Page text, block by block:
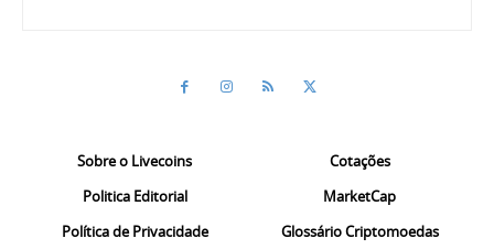
Sobre o Livecoins
Politica Editorial
Política de Privacidade
Cotações
MarketCap
Glossário Criptomoedas